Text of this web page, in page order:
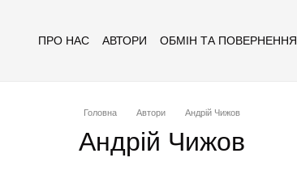
ПРО НАС АВТОРИ ОБМІН ТА ПОВЕРНЕННЯ
Головна Автори Андрій Чижов
Андрій Чижов